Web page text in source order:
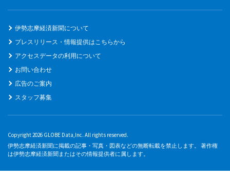
伊勢志摩経済新聞について
プレスリリース・情報提供はこちらから
アクセスデータの利用について
お問い合わせ
広告のご案内
スタッフ募集
Copyright 2026 GLOBE Data,Inc. All rights reserved.
伊勢志摩経済新聞に掲載の記事・写真・図表などの無断転載を禁止します。 著作権
は伊勢志摩経済新聞またはその情報提供者に属します。